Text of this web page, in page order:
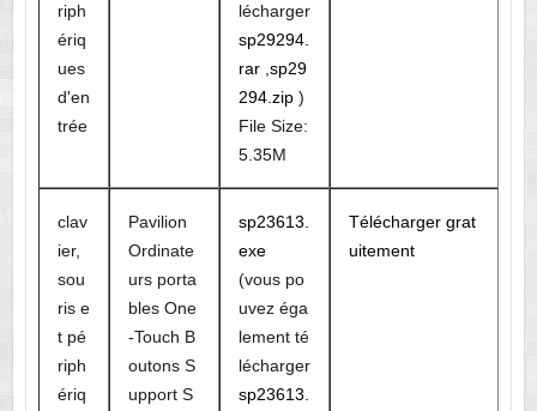
riph
ériq
ues
d'en
trée
lécharger
sp29294.
rar, sp29
294.zip)
File Size:
5.35M
clav
ier,
sou
ris e
t pé
riph
ériq
Pavilion
Ordinate
urs porta
bles One
-Touch B
outons S
upport S
sp23613.
exe
(vous po
uvez éga
lement té
lécharger
sp23613.
Télécharger grat
uitement